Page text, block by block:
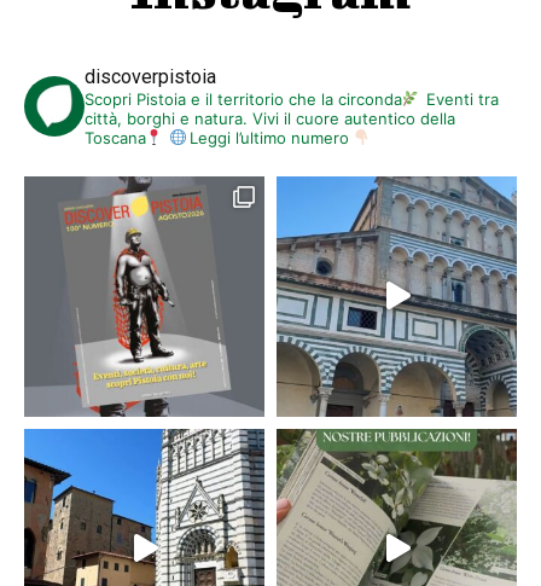
discoverpistoia
Scopri Pistoia e il territorio che la circonda
Eventi tra
città, borghi e natura. Vivi il cuore autentico della
Toscana
Leggi l’ultimo numero